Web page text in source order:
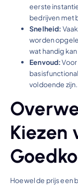
eerste
bedrijven met
Snelheid:
worden
wat handig kan
Eenvoud:
voldoende zijn.
Kiezen
Hoewel de prijs een